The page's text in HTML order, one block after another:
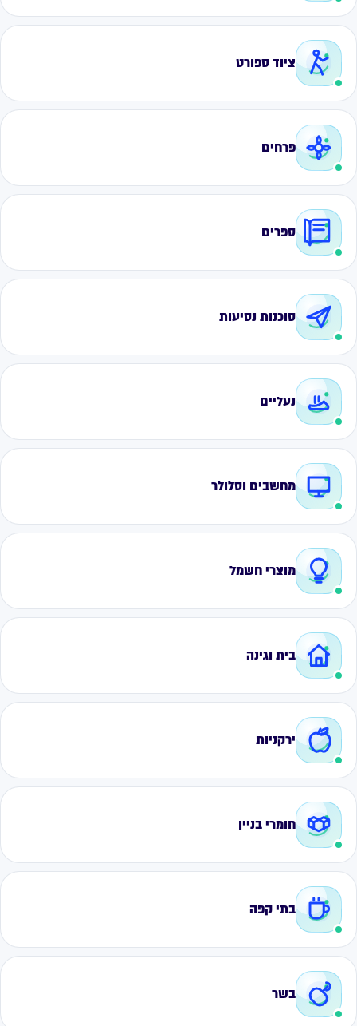
ציוד ספורט
פרחים
ספרים
סוכנות נסיעות
נעליים
מחשבים וסלולר
מוצרי חשמל
בית וגינה
ירקניות
חומרי בניין
בתי קפה
בשר